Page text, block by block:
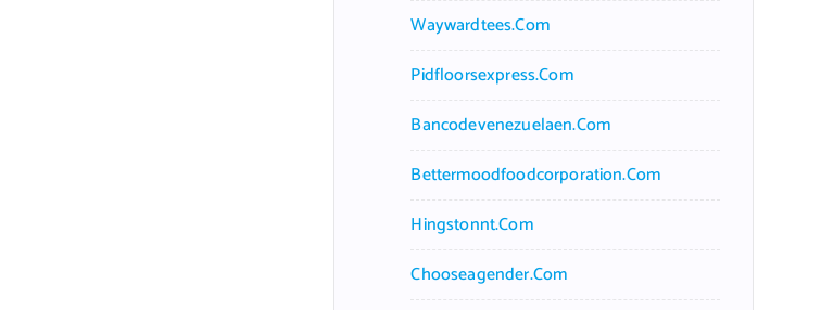
Waywardtees.com
Pidfloorsexpress.com
Bancodevenezuelaen.com
Bettermoodfoodcorporation.com
Hingstonnt.com
Chooseagender.com